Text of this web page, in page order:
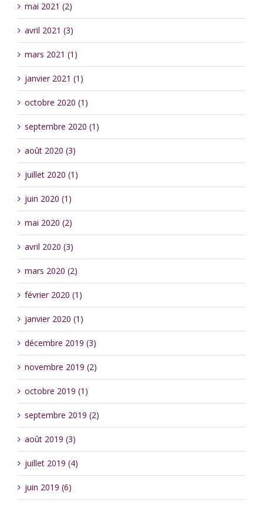
mai 2021 (2)
avril 2021 (3)
mars 2021 (1)
janvier 2021 (1)
octobre 2020 (1)
septembre 2020 (1)
août 2020 (3)
juillet 2020 (1)
juin 2020 (1)
mai 2020 (2)
avril 2020 (3)
mars 2020 (2)
février 2020 (1)
janvier 2020 (1)
décembre 2019 (3)
novembre 2019 (2)
octobre 2019 (1)
septembre 2019 (2)
août 2019 (3)
juillet 2019 (4)
juin 2019 (6)